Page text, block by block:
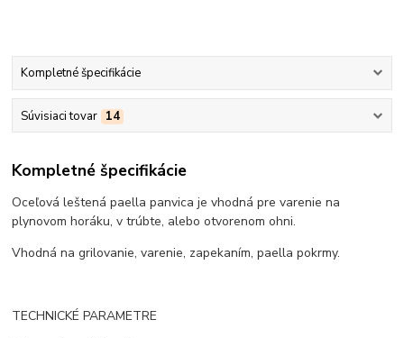
Kompletné špecifikácie
Súvisiaci tovar 14
Kompletné špecifikácie
Oceľová leštená paella panvica je vhodná pre varenie na
plynovom horáku, v trúbte, alebo otvorenom ohni.
Vhodná na grilovanie, varenie, zapekaním, paella pokrmy.
TECHNICKÉ PARAMETRE